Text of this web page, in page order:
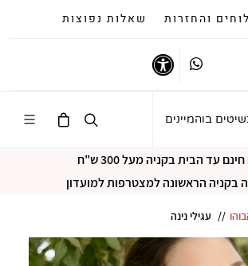
והחזרות שאלות נפוצות
Whatsapp
בוהמיינים
עד הבית בקניה מעל 300 ש"ח
// עגילי נינה